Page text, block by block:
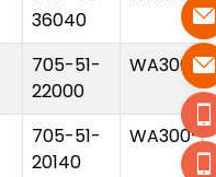
36040
705-51-
22000
WA300-
705-51-
20140
WA300-